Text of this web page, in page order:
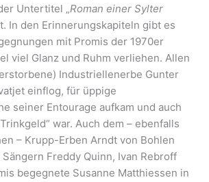
Untertitel „Roman einer Sylter
In den Erinnerungskapiteln gibt es
mit Promis der 1970er
viel Glanz und Ruhm verliehen. Allen
Industriellenerbe Gunter
einflog, für üppige
seiner Entourage aufkam und auch
war. Auch dem – ebenfalls
– Krupp-Erben Arndt von Bohlen
Freddy Quinn, Ivan Rebroff
begegnete Susanne Matthiessen in